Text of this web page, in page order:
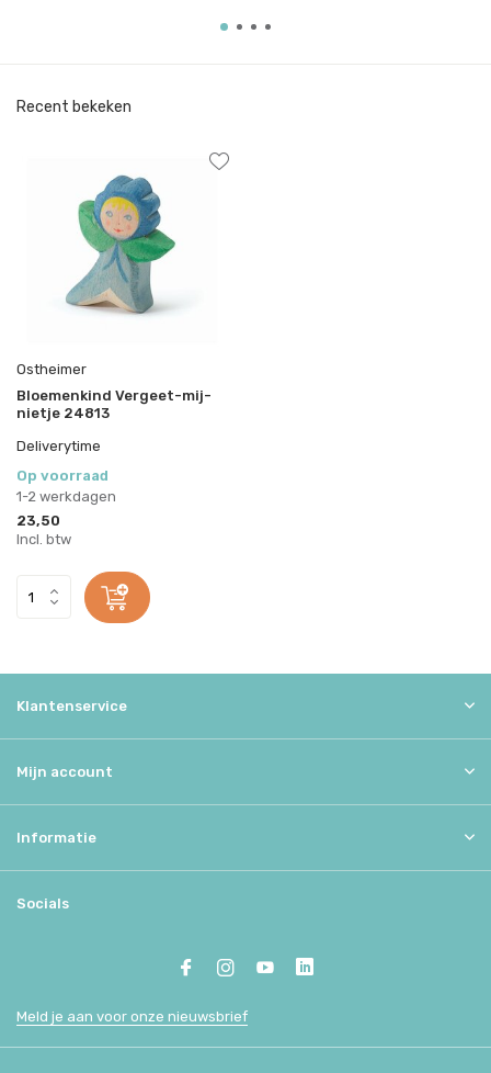
Recent bekeken
Ostheimer
Bloemenkind Vergeet-mij-
nietje 24813
Deliverytime
Op voorraad
1-2 werkdagen
23,50
Incl. btw
Klantenservice
Mijn account
Informatie
Socials
Meld je aan voor onze nieuwsbrief